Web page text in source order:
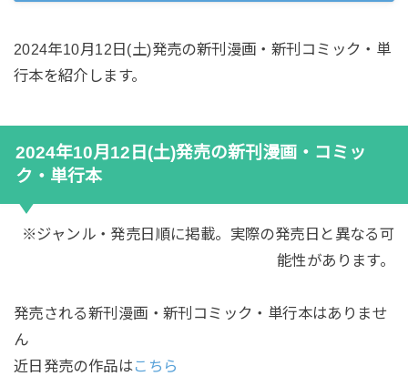
2024年10月12日(土)発売の新刊漫画・新刊コミック・単
行本を紹介します。
2024年10月12日(土)発売の新刊漫画・コミッ
ク・単行本
※ジャンル・発売日順に掲載。実際の発売日と異なる可
能性があります。
発売される新刊漫画・新刊コミック・単行本はありませ
ん
近日発売の作品はこちら